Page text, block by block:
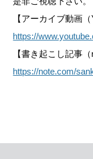
【アーカイブ動画（
https://
【書き起こし記事（
https://note.com/